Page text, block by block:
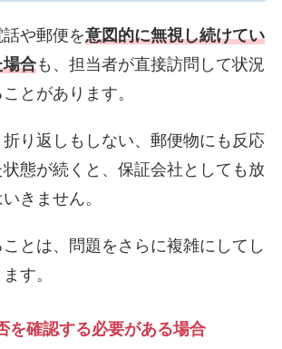
や郵便を意図的に無視し続けてい
合も、担当者が直接訪問して状況
とがあります。
り返しもしない、郵便物にも反応
状態が続くと、保証会社としても放
きません。
とは、問題をさらに複雑にしてし
す。
を確認する必要がある場合